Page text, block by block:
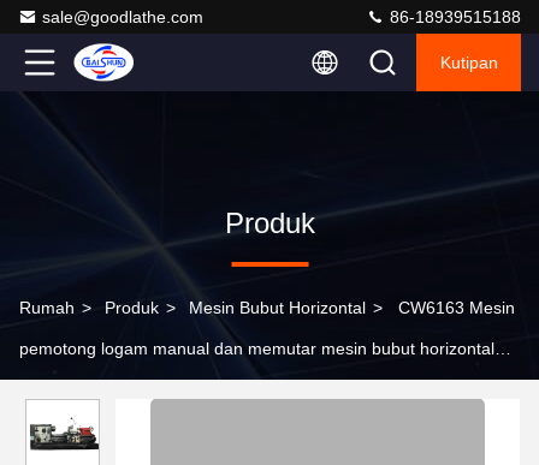
sale@goodlathe.com 86-18939515188
Kutipan
Produk
Rumah > Produk > Mesin Bubut Horizontal > CW6163 Mesin
pemotong logam manual dan memutar mesin bubut horizontal